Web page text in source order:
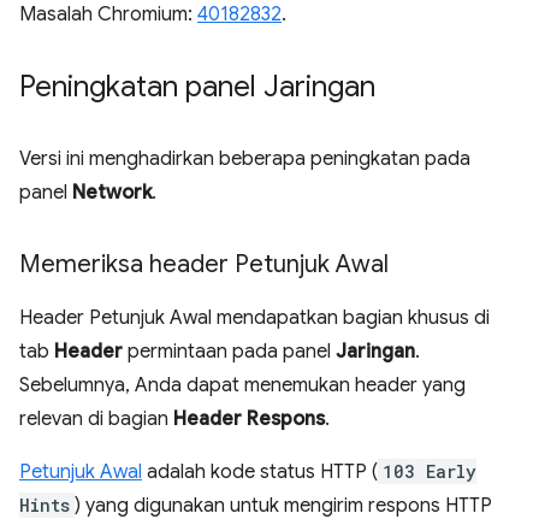
Masalah Chromium: 40182832.
Peningkatan panel Jaringan
Versi ini menghadirkan beberapa peningkatan pada
panel Network.
Memeriksa header Petunjuk Awal
Header Petunjuk Awal mendapatkan bagian khusus di
tab Header permintaan pada panel Jaringan.
Sebelumnya, Anda dapat menemukan header yang
relevan di bagian Header Respons.
Petunjuk Awal adalah kode status HTTP ( 103 Early
Hints ) yang digunakan untuk mengirim respons HTTP